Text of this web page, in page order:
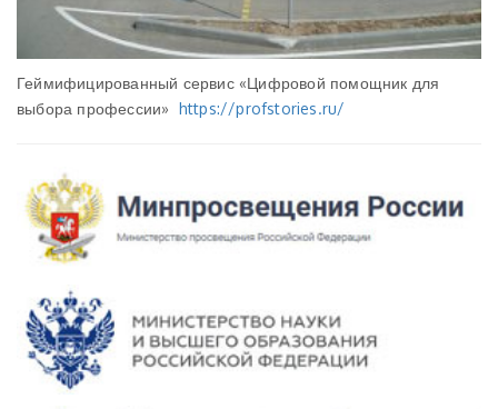
Геймифицированный сервис «Цифровой помощник для
выбора профессии» https://profstories.ru/